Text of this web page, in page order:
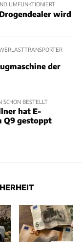
UMFUNKTIONIERT
wird
der
BESTELLT
hat E-
Q9 gestoppt